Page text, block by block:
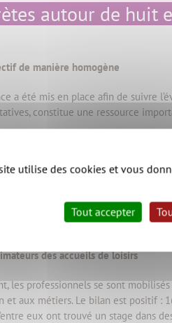
autour de huit
de manière homogène
a été mis en place afin de suivre
constitue une ressource
d’assistant maternel, une vidéo
métier assistant maternel.
des accueils de loisirs
les professionnels se sont
et aux métiers. Le bilan est positif
eux ont trouvé un stage dans
utilise des cookies et vous
Tout accepter